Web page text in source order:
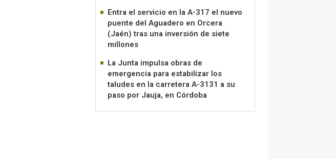
Entra el servicio en la A-317 el nuevo
puente del Aguadero en Orcera
(Jaén) tras una inversión de siete
millones
La Junta impulsa obras de
emergencia para estabilizar los
taludes en la carretera A-3131 a su
paso por Jauja, en Córdoba